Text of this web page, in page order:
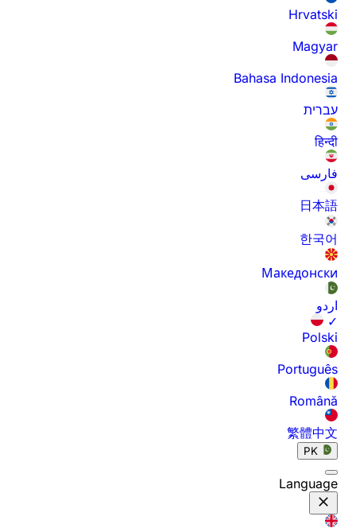
Hrvatski
Magyar
Bahasa Indonesia
עברית
हिन्दी
فارسی
日本語
한국어
Македонски
اردو
✓
Polski
Português
Română
繁體中文
PK
Language